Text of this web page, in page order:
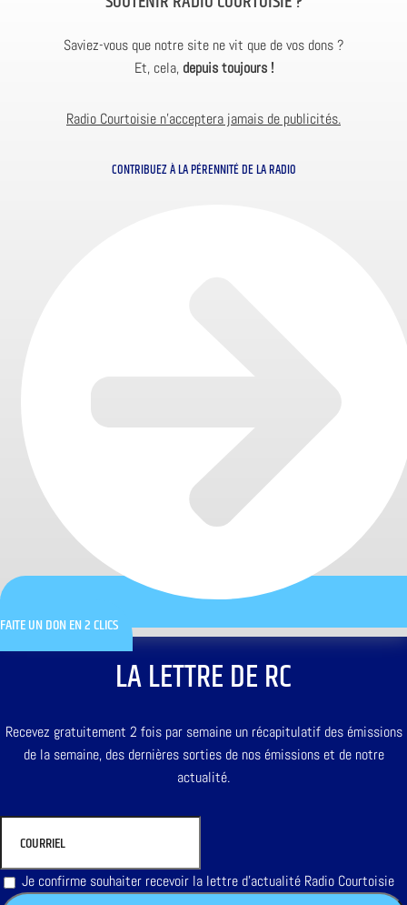
Saviez-vous que notre site ne vit que de vos dons ?
Et, cela, depuis toujours !
Radio Courtoisie n’acceptera jamais de publicités.
CONTRIBUEZ À LA PÉRENNITÉ DE LA RADIO
FAITE UN DON EN 2 CLICS
LA LETTRE DE RC
Recevez gratuitement 2 fois par semaine un récapitulatif des émissions
de la semaine, des dernières sorties de nos émissions et de notre
actualité.
Je confirme souhaiter recevoir la lettre d'actualité Radio Courtoisie